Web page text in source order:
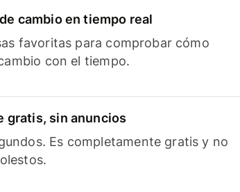
cambio en tiempo real
favoritas para comprobar cómo
con el tiempo.
gratis, sin anuncios
Es completamente gratis y no